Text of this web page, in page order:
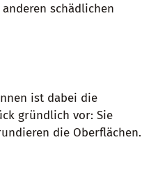
schädlichen
ist dabei die
gründlich vor: Sie
die Oberflächen.